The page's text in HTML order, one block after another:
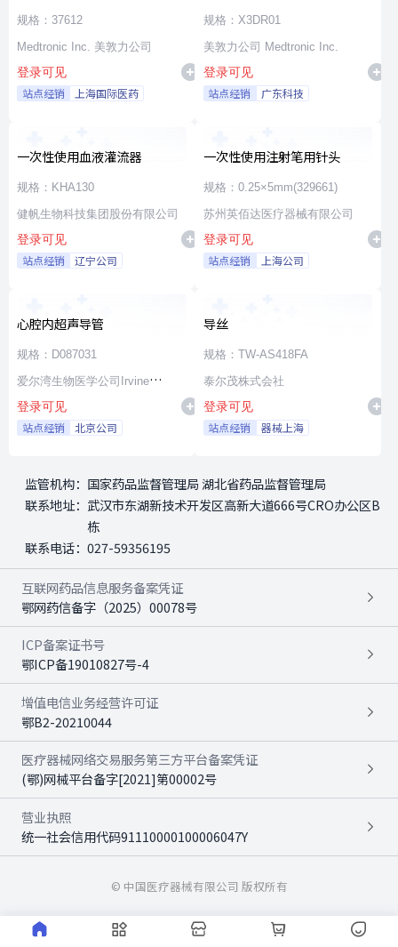
冲发生器套件
规格：37612
Medtronic Inc. 美敦力公司
登录可见
站点经销 上海国际医药
规格：X3DR01
美敦力公司 Medtronic Inc.
登录可见
站点经销 广东科技
一次性使用血液灌流器
规格：KHA130
健帆生物科技集团股份有限公司
登录可见
站点经销 辽宁公司
一次性使用注射笔用针头
规格：0.25×5mm(329661)
苏州英佰达医疗器械有限公司
登录可见
站点经销 上海公司
心腔内超声导管
规格：D087031
爱尔湾生物医学公司Irvine
Biomedical,Inc. a St. Jude
Medical Company
登录可见
站点经销 北京公司
导丝
规格：TW-AS418FA
泰尔茂株式会社
登录可见
站点经销 器械上海
监管机构： 国家药品监督管理局 湖北省药品监督管理局
联系地址： 武汉市东湖新技术开发区高新大道666号CRO办公区B
栋
联系电话： 027-59356195
互联网药品信息服务备案凭证
鄂网药信备字（2025）00078号
ICP备案证书号
鄂ICP备19010827号-4
增值电信业务经营许可证
鄂B2-20210044
医疗器械网络交易服务第三方平台备案凭证
(鄂)网械平台备字[2021]第00002号
营业执照
统一社会信用代码91110000100006047Y
© 中国医疗器械有限公司 版权所有